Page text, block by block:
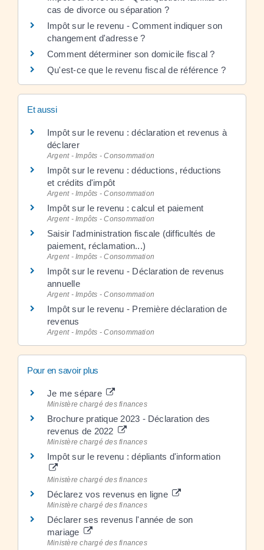
cas de divorce ou séparation ?
Impôt sur le revenu - Comment indiquer son
changement d'adresse ?
Comment déterminer son domicile fiscal ?
Qu'est-ce que le revenu fiscal de référence ?
Et aussi
Impôt sur le revenu : déclaration et revenus à
déclarer
Argent - Impôts - Consommation
Impôt sur le revenu : déductions, réductions
et crédits d'impôt
Argent - Impôts - Consommation
Impôt sur le revenu : calcul et paiement
Argent - Impôts - Consommation
Saisir l'administration fiscale (difficultés de
paiement, réclamation...)
Argent - Impôts - Consommation
Impôt sur le revenu - Déclaration de revenus
annuelle
Argent - Impôts - Consommation
Impôt sur le revenu - Première déclaration de
revenus
Argent - Impôts - Consommation
Pour en savoir plus
Je me sépare
Ministère chargé des finances
Brochure pratique 2023 - Déclaration des
revenus de 2022
Ministère chargé des finances
Impôt sur le revenu : dépliants d'information
Ministère chargé des finances
Déclarez vos revenus en ligne
Ministère chargé des finances
Déclarer ses revenus l'année de son
mariage
Ministère chargé des finances